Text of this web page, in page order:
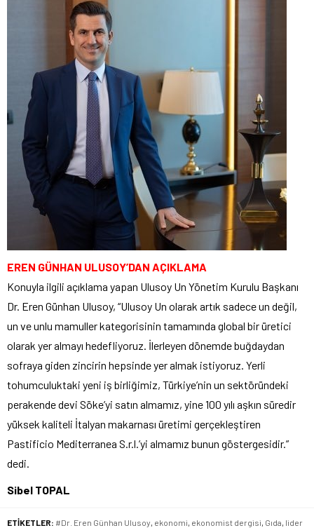
EREN GÜNHAN ULUSOY’DAN AÇIKLAMA
Konuyla ilgili açıklama yapan Ulusoy Un Yönetim Kurulu Başkanı
Dr. Eren Günhan Ulusoy, “Ulusoy Un olarak artık sadece un değil,
un ve unlu mamuller kategorisinin tamamında global bir üretici
olarak yer almayı hedefliyoruz. İlerleyen dönemde buğdaydan
sofraya giden zincirin hepsinde yer almak istiyoruz. Yerli
tohumculuktaki yeni iş birliğimiz, Türkiye’nin un sektöründeki
perakende devi Söke’yi satın almamız, yine 100 yılı aşkın süredir
yüksek kaliteli İtalyan makarnası üretimi gerçekleştiren
Pastificio Mediterranea S.r.l.’yi almamız bunun göstergesidir.”
dedi.
Sibel TOPAL
ETİKETLER: #Dr. Eren Günhan Ulusoy ekonomi ekonomist dergisi Gıda lider